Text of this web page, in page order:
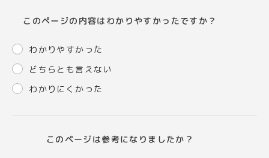
このページの内容はわかりやすかったですか？
わかりやすかった
どちらとも言えない
わかりにくかった
このページは参考になりましたか？